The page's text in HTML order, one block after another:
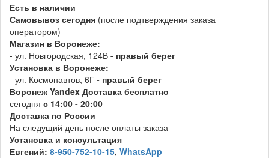
Есть в наличии
Самовывоз сегодня (после подтверждения заказа
оператором)
Магазин в Воронеже:
- ул. Новгородская, 124В - правый берег
Установка в Воронеже:
- ул. Космонавтов, 6Г - правый берег
Воронеж Yandex Доставка бесплатно
сегодня с 14:00 - 20:00
Доставка по России
На следущий день после оплаты заказа
Установка и консультация
Евгений: 8-950-752-10-15, WhatsApp